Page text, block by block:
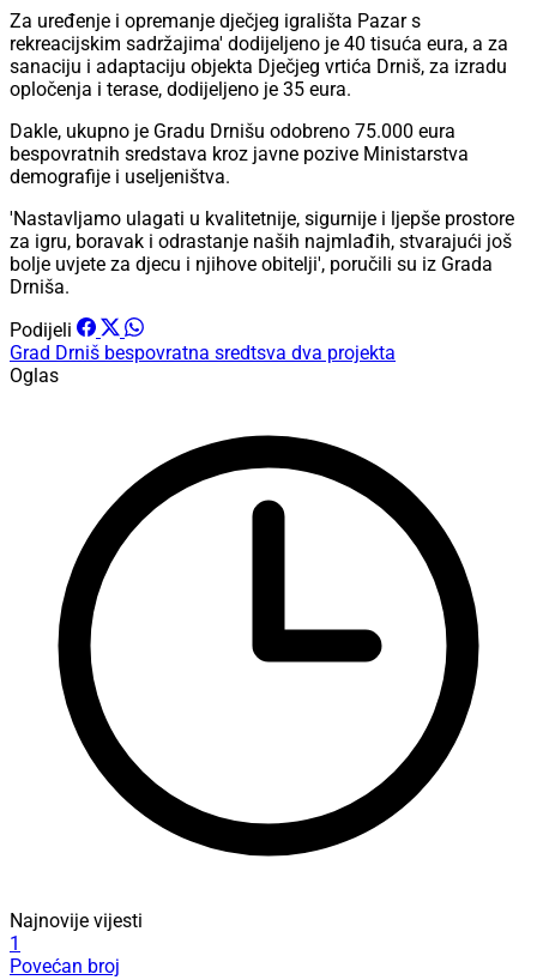
Za uređenje i opremanje dječjeg igrališta Pazar s
rekreacijskim sadržajima' dodijeljeno je 40 tisuća eura, a za
sanaciju i adaptaciju objekta Dječjeg vrtića Drniš, za izradu
opločenja i terase, dodijeljeno je 35 eura.
Dakle, ukupno je Gradu Drnišu odobreno 75.000 eura
bespovratnih sredstava kroz javne pozive Ministarstva
demografije i useljeništva.
'Nastavljamo ulagati u kvalitetnije, sigurnije i ljepše prostore
za igru, boravak i odrastanje naših najmlađih, stvarajući još
bolje uvjete za djecu i njihove obitelji', poručili su iz Grada
Drniša.
Podijeli
Grad Drniš bespovratna sredtsva dva projekta
Oglas
Najnovije vijesti
1
Povećan broj